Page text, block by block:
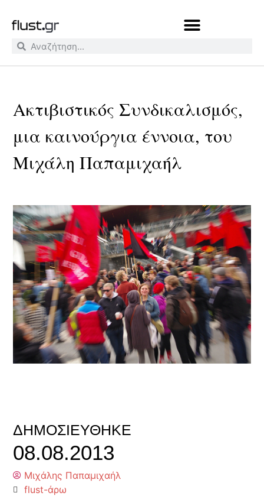
Ακτιβιστικός Συνδικαλισμός,
μια καινούργια έννοια, του
Μιχάλη Παπαμιχαήλ
ΔΗΜΟΣΙΕΎΘΗΚΕ
08.08.2013
Μιχάλης Παπαμιχαήλ
flust-άρω